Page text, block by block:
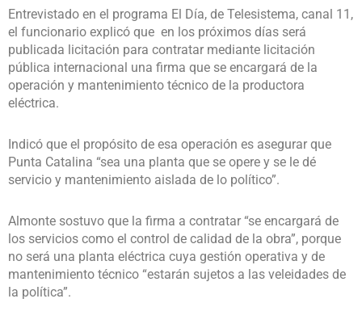
Entrevistado en el programa El Día, de Telesistema, canal 11,
el funcionario explicó que en los próximos días será
publicada licitación para contratar mediante licitación
pública internacional una firma que se encargará de la
operación y mantenimiento técnico de la productora
eléctrica.
Indicó que el propósito de esa operación es asegurar que
Punta Catalina “sea una planta que se opere y se le dé
servicio y mantenimiento aislada de lo político”.
Almonte sostuvo que la firma a contratar “se encargará de
los servicios como el control de calidad de la obra”, porque
no será una planta eléctrica cuya gestión operativa y de
mantenimiento técnico “estarán sujetos a las veleidades de
la política”.